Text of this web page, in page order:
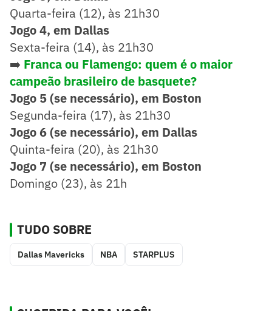
Quarta-feira (12), às 21h30
Jogo 4, em Dallas
Sexta-feira (14), às 21h30
➡️ Franca ou Flamengo: quem é o maior
campeão brasileiro de basquete?
Jogo 5 (se necessário), em Boston
Segunda-feira (17), às 21h30
Jogo 6 (se necessário), em Dallas
Quinta-feira (20), às 21h30
Jogo 7 (se necessário), em Boston
Domingo (23), às 21h
TUDO SOBRE
Dallas Mavericks NBA STARPLUS